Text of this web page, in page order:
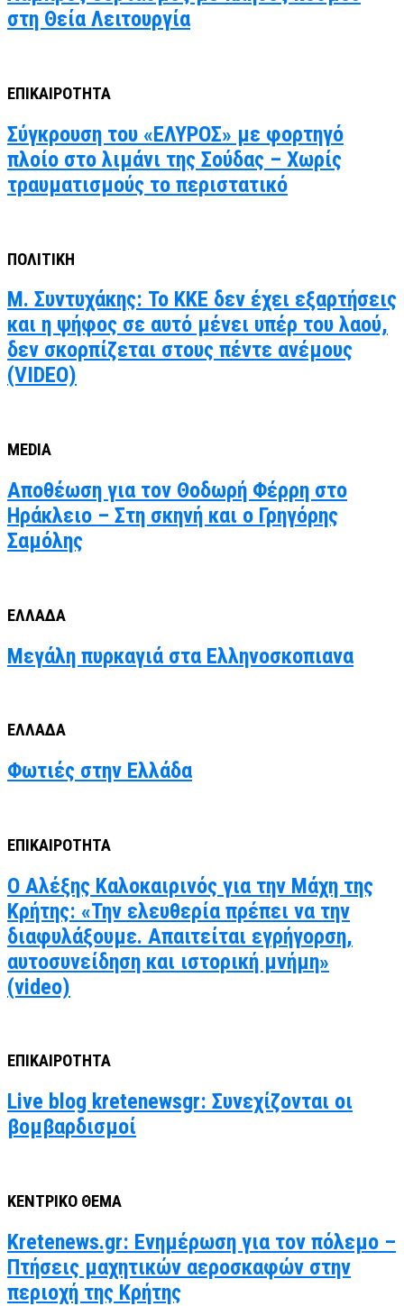
στη Θεία Λειτουργία
ΕΠΙΚΑΙΡΟΤΗΤΑ
Σύγκρουση του «ΕΛΥΡΟΣ» με φορτηγό
πλοίο στο λιμάνι της Σούδας – Χωρίς
τραυματισμούς το περιστατικό
ΠΟΛΙΤΙΚΗ
Μ. Συντυχάκης: Το ΚΚΕ δεν έχει εξαρτήσεις
και η ψήφος σε αυτό μένει υπέρ του λαού,
δεν σκορπίζεται στους πέντε ανέμους
(VIDEO)
MEDIA
Αποθέωση για τον Θοδωρή Φέρρη στο
Ηράκλειο – Στη σκηνή και ο Γρηγόρης
Σαμόλης
ΕΛΛΑΔΑ
Μεγάλη πυρκαγιά στα Ελληνοσκοπιανα
ΕΛΛΑΔΑ
Φωτιές στην Ελλάδα
ΕΠΙΚΑΙΡΟΤΗΤΑ
Ο Αλέξης Καλοκαιρινός για την Μάχη της
Κρήτης: «Την ελευθερία πρέπει να την
διαφυλάξουμε. Απαιτείται εγρήγορση,
αυτοσυνείδηση και ιστορική μνήμη»
(video)
ΕΠΙΚΑΙΡΟΤΗΤΑ
Live blog kretenewsgr: Συνεχίζονται οι
βομβαρδισμοί
ΚΕΝΤΡΙΚΟ ΘΕΜΑ
Kretenews.gr: Ενημέρωση για τον πόλεμο –
Πτήσεις μαχητικών αεροσκαφών στην
περιοχή της Κρήτης